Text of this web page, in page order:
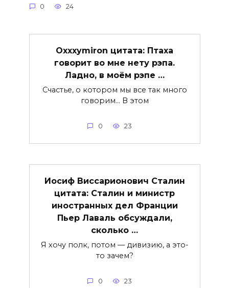
0 24
Oxxxymiron цитата: Птаха
говорит во мне нету рэпа.
Ладно, в моём рэпе …
Счастье, о котором мы все так много
говорим… В этом
0 23
Иосиф Виссарионович Сталин
цитата: Сталин и министр
иностранных дел Франции
Пьер Лаваль обсуждали,
сколько …
Я хочу полк, потом — дивизию, а это-
то зачем?
0 23